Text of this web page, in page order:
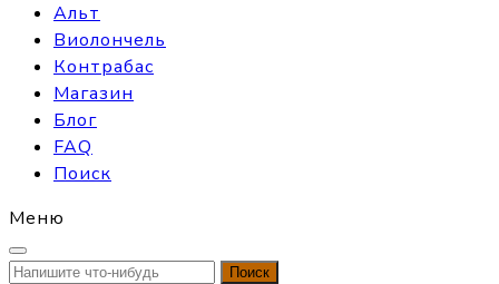
Альт
Виолончель
Контрабас
Магазин
Блог
FAQ
Поиск
Меню
Найти: